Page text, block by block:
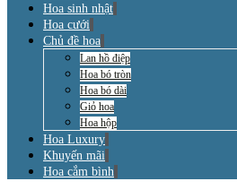
Hoa sinh nhật
Hoa cưới
Chủ đề hoa
Lan hồ điệp
Hoa bó tròn
Hoa bó dài
Giỏ hoa
Hoa hộp
Hoa Luxury
Khuyến mãi
Hoa cắm bình